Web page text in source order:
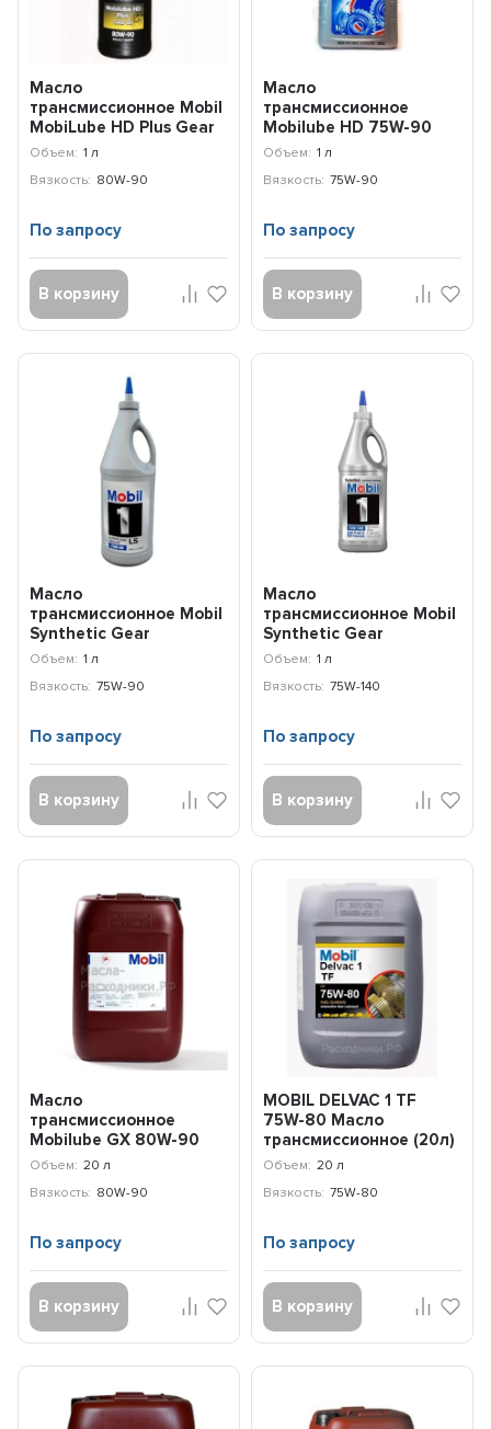
Масло
трансмиссионное Mobil
MobiLube HD Plus Gear
Oil 80W-90 (0,946л)
Объем: 1 л
Вязкость: 80W-90
По запросу
В корзину
Масло
трансмиссионное
Mobilube HD 75W-90
(1л) 152662
Объем: 1 л
Вязкость: 75W-90
По запросу
В корзину
Масло
трансмиссионное Mobil
Synthetic Gear
Lubricant LS 75W-90
Объем: 1 л
Вязкость: 75W-90
По запросу
В корзину
Масло
трансмиссионное Mobil
Synthetic Gear
Lubricant 75W-140
Объем: 1 л
Вязкость: 75W-140
По запросу
В корзину
Масло
трансмиссионное
Mobilube GX 80W-90
(20л) 153052
Объем: 20 л
Вязкость: 80W-90
По запросу
В корзину
MOBIL DELVAC 1 TF
75W-80 Масло
трансмиссионное (20л)
155220
Объем: 20 л
Вязкость: 75W-80
По запросу
В корзину